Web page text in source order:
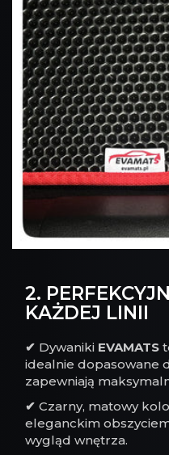
2.
KAŻDEJ LINII
✔ Dywaniki EVAMATS
idealnie dopasowane
zapewniają
✔ Czarny, matowy
eleganckim
wygląd wnętrza.